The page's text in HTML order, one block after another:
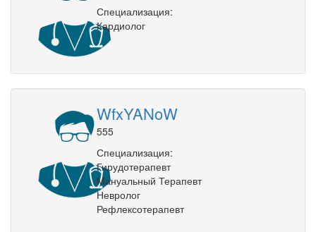
Специализация:
Кардиолог
WfxYANoW
555
Специализация:
Гирудотерапевт
Мануальный Терапевт
Невролог
Рефлексотерапевт